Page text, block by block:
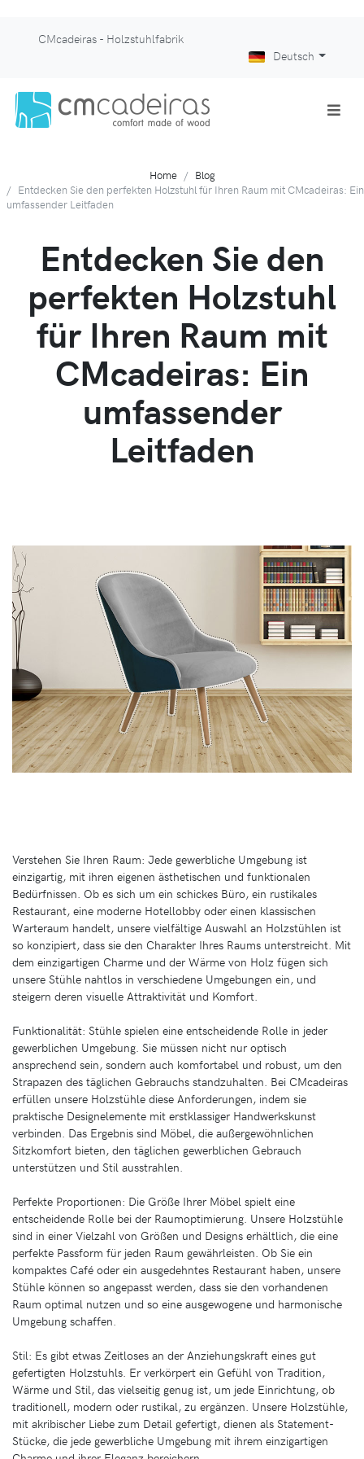
CMcadeiras - Holzstuhlfabrik
Deutsch
Home
Blog
Entdecken Sie den perfekten Holzstuhl für Ihren Raum mit CMcadeiras: Ein
umfassender Leitfaden
Entdecken Sie den
perfekten Holzstuhl
für Ihren Raum mit
CMcadeiras: Ein
umfassender
Leitfaden
Verstehen Sie Ihren Raum: Jede gewerbliche Umgebung ist
einzigartig, mit ihren eigenen ästhetischen und funktionalen
Bedürfnissen. Ob es sich um ein schickes Büro, ein rustikales
Restaurant, eine moderne Hotellobby oder einen klassischen
Warteraum handelt, unsere vielfältige Auswahl an Holzstühlen ist
so konzipiert, dass sie den Charakter Ihres Raums unterstreicht. Mit
dem einzigartigen Charme und der Wärme von Holz fügen sich
unsere Stühle nahtlos in verschiedene Umgebungen ein, und
steigern deren visuelle Attraktivität und Komfort.
Funktionalität: Stühle spielen eine entscheidende Rolle in jeder
gewerblichen Umgebung. Sie müssen nicht nur optisch
ansprechend sein, sondern auch komfortabel und robust, um den
Strapazen des täglichen Gebrauchs standzuhalten. Bei CMcadeiras
erfüllen unsere Holzstühle diese Anforderungen, indem sie
praktische Designelemente mit erstklassiger Handwerkskunst
verbinden. Das Ergebnis sind Möbel, die außergewöhnlichen
Sitzkomfort bieten, den täglichen gewerblichen Gebrauch
unterstützen und Stil ausstrahlen.
Perfekte Proportionen: Die Größe Ihrer Möbel spielt eine
entscheidende Rolle bei der Raumoptimierung. Unsere Holzstühle
sind in einer Vielzahl von Größen und Designs erhältlich, die eine
perfekte Passform für jeden Raum gewährleisten. Ob Sie ein
kompaktes Café oder ein ausgedehntes Restaurant haben, unsere
Stühle können so angepasst werden, dass sie den vorhandenen
Raum optimal nutzen und so eine ausgewogene und harmonische
Umgebung schaffen.
Stil: Es gibt etwas Zeitloses an der Anziehungskraft eines gut
gefertigten Holzstuhls. Er verkörpert ein Gefühl von Tradition,
Wärme und Stil, das vielseitig genug ist, um jede Einrichtung, ob
traditionell, modern oder rustikal, zu ergänzen. Unsere Holzstühle,
mit akribischer Liebe zum Detail gefertigt, dienen als Statement-
Stücke, die jede gewerbliche Umgebung mit ihrem einzigartigen